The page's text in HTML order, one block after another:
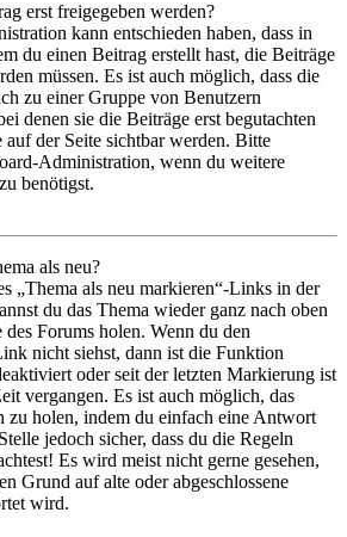
erst freigegeben werden?
kann entschieden haben, dass in
du einen Beitrag erstellt hast, die Beiträge
müssen. Es ist auch möglich, dass die
zu einer Gruppe von Benutzern
denen sie die Beiträge erst begutachten
auf der Seite sichtbar werden. Bitte
Administration, wenn du weitere
benötigst.
als neu?
„Thema als neu markieren“-Links in der
du das Thema wieder ganz nach oben
des Forums holen. Wenn du den
nicht siehst, dann ist die Funktion
oder seit der letzten Markierung ist
vergangen. Es ist auch möglich, das
zu holen, indem du einfach eine Antwort
jedoch sicher, dass du die Regeln
Es wird meist nicht gerne gesehen,
Grund auf alte oder abgeschlossene
wird.